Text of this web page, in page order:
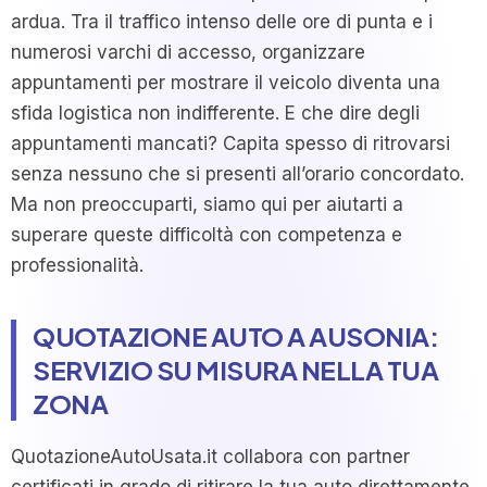
ardua. Tra il traffico intenso delle ore di punta e i
numerosi varchi di accesso, organizzare
appuntamenti per mostrare il veicolo diventa una
sfida logistica non indifferente. E che dire degli
appuntamenti mancati? Capita spesso di ritrovarsi
senza nessuno che si presenti all’orario concordato.
Ma non preoccuparti, siamo qui per aiutarti a
superare queste difficoltà con competenza e
professionalità.
QUOTAZIONE AUTO A AUSONIA:
SERVIZIO SU MISURA NELLA TUA
ZONA
QuotazioneAutoUsata.it collabora con partner